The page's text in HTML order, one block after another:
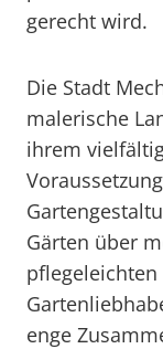
gerecht wird.
Die Stadt
malerische
ihrem
Gärten über
enge